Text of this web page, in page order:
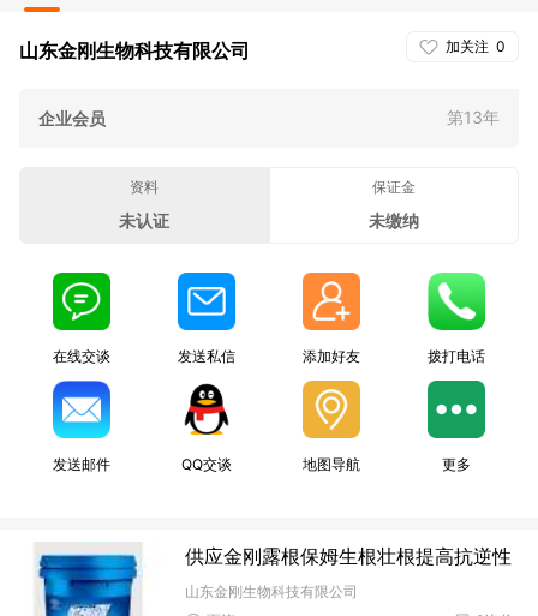
加关注 0
山东金刚生物科技有限公司
企业会员 第13年
资料
未认证
保证金
未缴纳
在线交谈 发送私信 添加好友 拨打电话
发送邮件 QQ交谈 地图导航 更多
供应金刚露根保姆生根壮根提高抗逆性
山东金刚生物科技有限公司